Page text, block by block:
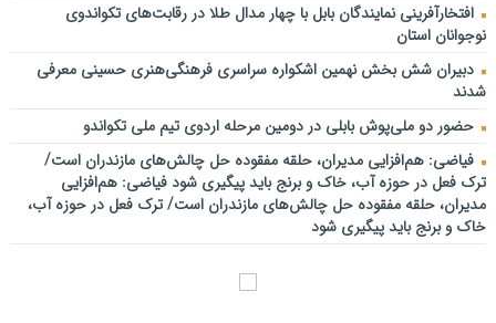
افتخارآفرینی نمایندگان بابل با چهار مدال طلا در رقابت‌های تکواندوی
نوجوانان استان
دبیران شش بخش نهمین اشکواره سراسری فرهنگی‌هنری حسینی معرفی
شدند
حضور دو ملی‌پوش بابلی در دومین مرحله اردوی تیم ملی تکواندو
فیاضی: هم‌افزایی مدیران، حلقه مفقوده حل چالش‌های مازندران است/
ترک فعل در حوزه آب، خاک و برنج باید پیگیری شود فیاضی: هم‌افزایی
مدیران، حلقه مفقوده حل چالش‌های مازندران است/ ترک فعل در حوزه آب،
خاک و برنج باید پیگیری شود